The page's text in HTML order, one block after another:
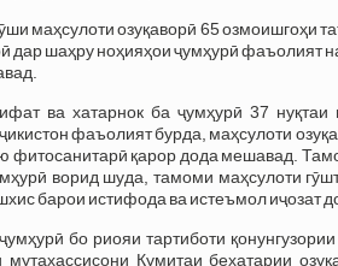
маҳсулоти озуқаворӣ 65 озмоишгоҳи
дар шаҳру ноҳияҳои ҷумҳурӣ фаъолият
ва хатарнок ба ҷумҳурӣ 37 нуқтаи
фаъолият бурда, маҳсулоти
фитосанитарӣ қарор дода мешавад.
ворид шуда, тамоми маҳсулоти
барои истифода ва истеъмол иҷозат
бо риояи тартиботи
Кумитаи бехатарии